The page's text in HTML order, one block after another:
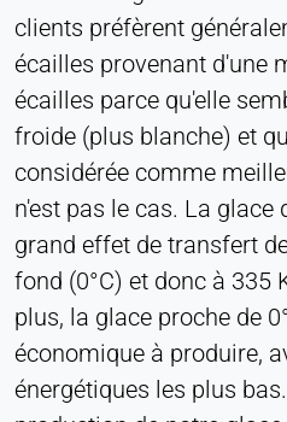
clients préfèrent
écailles provenant d'une
écailles parce qu'elle
froide (plus blanche) et
considérée comme
n'est pas le cas. La glace
grand effet de transfert
fond (0°C) et donc à 335
plus, la glace proche de
économique à produire,
énergétiques les plus